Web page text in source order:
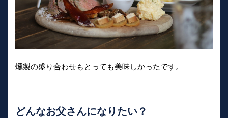
燻製の盛り合わせもとっても美味しかったです。
どんなお父さんになりたい？